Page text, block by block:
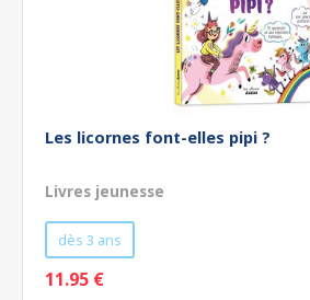
Les licornes font-elles pipi ?
Livres jeunesse
dès 3 ans
11.95 €